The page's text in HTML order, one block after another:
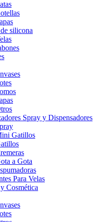
silicona
Spray y Dispensadores
Gatillos
a Gota
Para Velas
Cosmética